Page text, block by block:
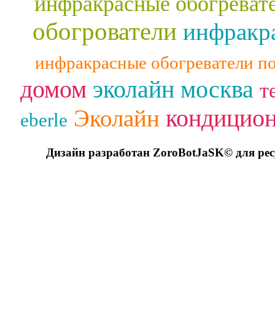
обогрователи
инфракрасные обогреватели
домом эколайн москва
eberle Эколайн
Дизайн разработан ZoroBotJaSK© для